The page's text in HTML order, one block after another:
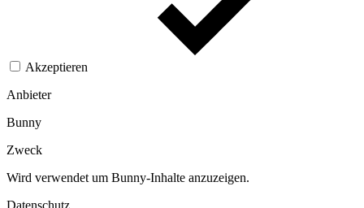
Akzeptieren
Anbieter
Bunny
Zweck
Wird verwendet um Bunny-Inhalte anzuzeigen.​
Datenschutz